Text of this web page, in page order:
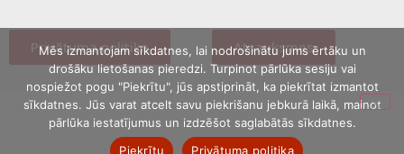
Privātuma politika Atsauksmes
Mēs izmantojam sīkdatnes, lai nodrošinātu jums ērtāku un
drošāku lietošanas pieredzi. Turpinot pārlūka sesiju vai
nospiežot pogu "Piekrītu", jūs apstiprināt, ka piekrītat izmantot
sīkdatnes. Jūs varat atcelt savu piekrišanu jebkurā laikā, mainot
pārlūka iestatījumus un izdzēšot saglabātās sīkdatnes.
Piekrītu
Privātuma politika